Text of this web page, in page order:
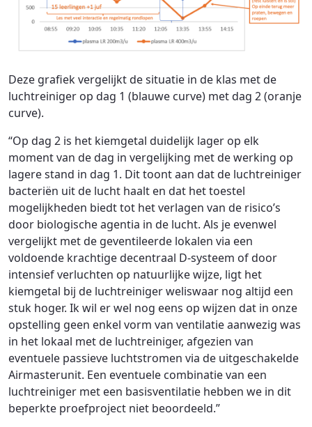
Deze grafiek vergelijkt de situatie in de klas met de
luchtreiniger op dag 1 (blauwe curve) met dag 2 (oranje
curve).
“Op dag 2 is het kiemgetal duidelijk lager op elk
moment van de dag in vergelijking met de werking op
lagere stand in dag 1. Dit toont aan dat de luchtreiniger
bacteriën uit de lucht haalt en dat het toestel
mogelijkheden biedt tot het verlagen van de risico’s
door biologische agentia in de lucht. Als je evenwel
vergelijkt met de geventileerde lokalen via een
voldoende krachtige decentraal D-systeem of door
intensief verluchten op natuurlijke wijze, ligt het
kiemgetal bij de luchtreiniger weliswaar nog altijd een
stuk hoger. Ik wil er wel nog eens op wijzen dat in onze
opstelling geen enkel vorm van ventilatie aanwezig was
in het lokaal met de luchtreiniger, afgezien van
eventuele passieve luchtstromen via de uitgeschakelde
Airmasterunit. Een eventuele combinatie van een
luchtreiniger met een basisventilatie hebben we in dit
beperkte proefproject niet beoordeeld.”